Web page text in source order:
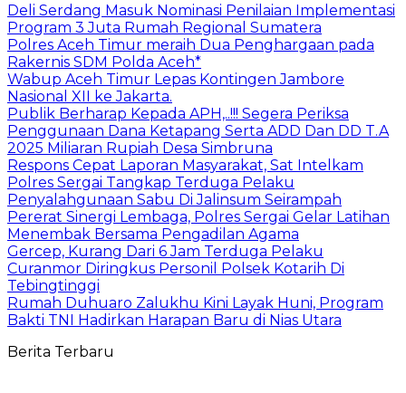
Deli Serdang Masuk Nominasi Penilaian Implementasi
Program 3 Juta Rumah Regional Sumatera
Polres Aceh Timur meraih Dua Penghargaan pada
Rakernis SDM Polda Aceh*
Wabup Aceh Timur Lepas Kontingen Jambore
Nasional XII ke Jakarta.
Publik Berharap Kepada APH,..!!! Segera Periksa
Penggunaan Dana Ketapang Serta ADD Dan DD T.A
2025 Miliaran Rupiah Desa Simbruna
Respons Cepat Laporan Masyarakat, Sat Intelkam
Polres Sergai Tangkap Terduga Pelaku
Penyalahgunaan Sabu Di Jalinsum Seirampah
Pererat Sinergi Lembaga, Polres Sergai Gelar Latihan
Menembak Bersama Pengadilan Agama
Gercep, Kurang Dari 6 Jam Terduga Pelaku
Curanmor Diringkus Personil Polsek Kotarih Di
Tebingtinggi
Rumah Duhuaro Zalukhu Kini Layak Huni, Program
Bakti TNI Hadirkan Harapan Baru di Nias Utara
Berita Terbaru